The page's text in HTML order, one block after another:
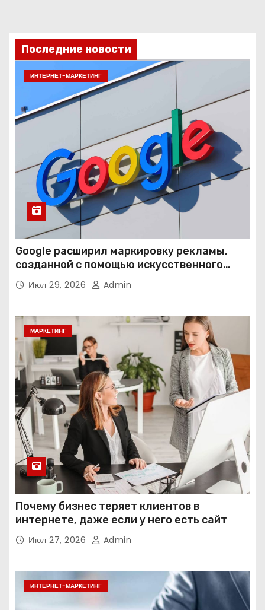
Последние новости
ИНТЕРНЕТ-МАРКЕТИНГ
Google расширил маркировку рекламы,
созданной с помощью искусственного
интеллекта
Июл 29, 2026 Admin
МАРКЕТИНГ
Почему бизнес теряет клиентов в
интернете, даже если у него есть сайт
Июл 27, 2026 Admin
ИНТЕРНЕТ-МАРКЕТИНГ